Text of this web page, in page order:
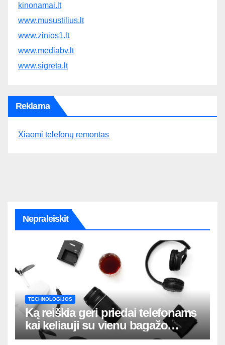
kinonamai.lt
www.musustilius.lt
www.zinios1.lt
www.mediabv.lt
www.sigreta.lt
Reklama
Xiaomi telefonų remontas
Nepraleiskit
TECHNOLOGIJOS
Ką reiškia geri priedai telefonams
kai keliauji su vienu bagažo
krepšiu